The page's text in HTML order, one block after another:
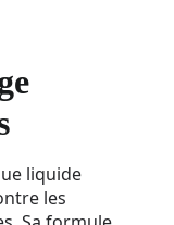
liquide
les